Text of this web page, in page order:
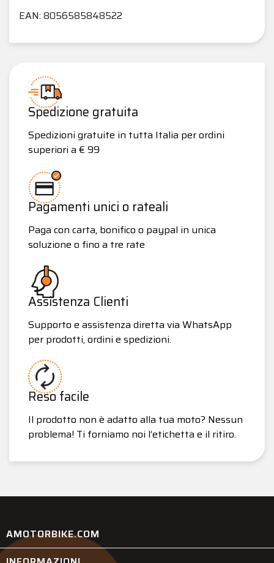
EAN: 8056585848522
Spedizione gratuita
Spedizioni gratuite in tutta Italia per ordini
superiori a € 99
Pagamenti unici o rateali
Paga con carta, bonifico o paypal in unica
soluzione o fino a tre rate
Assistenza Clienti
Supporto e assistenza diretta via WhatsApp
per prodotti, ordini e spedizioni.
Reso facile
Il prodotto non è adatto alla tua moto? Nessun
problema! Ti forniamo noi l’etichetta e il ritiro.
AMOTORBIKE.COM